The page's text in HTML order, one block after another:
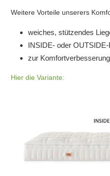
Weitere Vorteile unserers
weiches, stützendes
INSIDE- oder
zur Komfortverbesserung
Hier die Variante: